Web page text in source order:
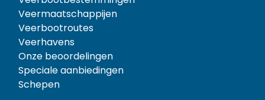
Veermaatschappijen
Veerbootroutes
Veerhavens
Onze beoordelingen
Speciale aanbiedingen
Schepen